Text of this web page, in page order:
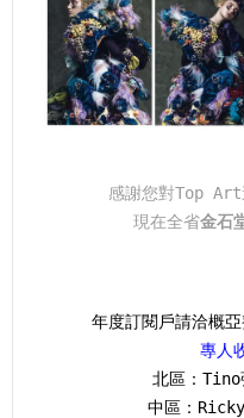
感謝您對Top Art
現在全省金石
年度訂閱戶請洽概
專人
北區：
中區：